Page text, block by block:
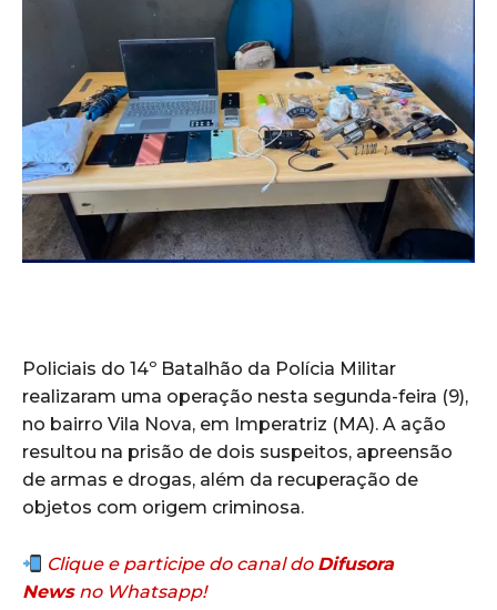
Policiais do 14º Batalhão da Polícia Militar
realizaram uma operação nesta segunda-feira (9),
no bairro Vila Nova, em Imperatriz (MA). A ação
resultou na prisão de dois suspeitos, apreensão
de armas e drogas, além da recuperação de
objetos com origem criminosa.
Clique e participe do canal do Difusora
News no Whatsapp!